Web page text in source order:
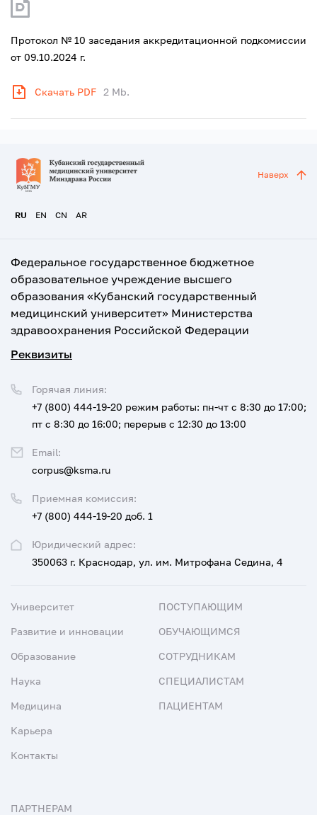
Протокол № 10 заседания аккредитационной подкомиссии
от 09.10.2024 г.
Скачать PDF 2 Mb.
RU EN CN AR
Наверх
Федеральное государственное бюджетное
образовательное учреждение высшего
образования «Кубанский государственный
медицинский университет» Министерства
здравоохранения Российской Федерации
Реквизиты
Юридический адрес:
350063 г. Краснодар, ул. им. Митрофана Седина, 4
Приемная комиссия:
+7 (800) 444-19-20 доб. 1
Горячая линия:
+7 (800) 444-19-20 режим работы: пн-чт с 8:30 до 17:00;
пт с 8:30 до 16:00; перерыв с 12:30 до 13:00
Email:
corpus@ksma.ru
Университет
Развитие и инновации
Образование
Наука
Медицина
Карьера
Контакты
ПОСТУПАЮЩИМ
ОБУЧАЮЩИМСЯ
СОТРУДНИКАМ
СПЕЦИАЛИСТАМ
ПАЦИЕНТАМ
ПАРТНЕРАМ